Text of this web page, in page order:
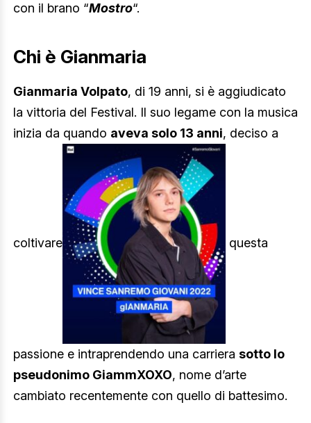
con il brano “Mostro“.
Chi è Gianmaria
Gianmaria Volpato, di 19 anni, si è aggiudicato
la vittoria del Festival. Il suo legame con la musica
inizia da quando aveva solo 13 anni, deciso a
coltivare questa
passione e intraprendendo una carriera sotto lo
pseudonimo GiammXOXO, nome d’arte
cambiato recentemente con quello di battesimo.